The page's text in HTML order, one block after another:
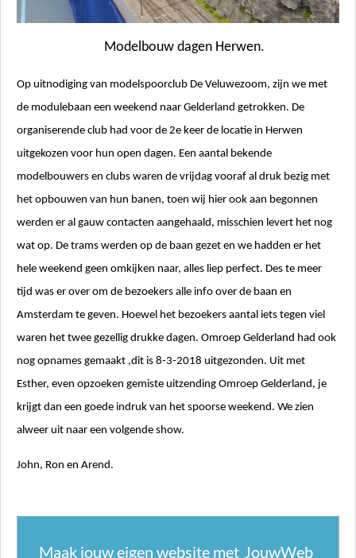
Modelbouw dagen Herwen.
Op uitnodiging van modelspoorclub De Veluwezoom, zijn we met
de modulebaan een weekend naar Gelderland getrokken. De
organiserende club had voor de 2e keer de locatie in Herwen
uitgekozen voor hun open dagen. Een aantal bekende
modelbouwers en clubs waren de vrijdag vooraf al druk bezig met
het opbouwen van hun banen, toen wij hier ook aan begonnen
werden er al gauw contacten aangehaald, misschien levert het nog
wat op. De trams werden op de baan gezet en we hadden er het
hele weekend geen omkijken naar, alles liep perfect. Des te meer
tijd was er over om de bezoekers alle info over de baan en
Amsterdam te geven. Hoewel het bezoekers aantal iets tegen viel
waren het twee gezellig drukke dagen. Omroep Gelderland had ook
nog opnames gemaakt ,dit is 8-3-2018 uitgezonden. Uit met
Esther, even opzoeken gemiste uitzending Omroep Gelderland, je
krijgt dan een goede indruk van het spoorse weekend. We zien
alweer uit naar een volgende show.
John, Ron en Arend.
Maak jouw eigen website met JouwWeb